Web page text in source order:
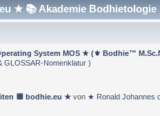
★ 📚 Akademie
System MOS ★ (⚜ Bodhie™
GLOSSAR-Nomenklatur)
🔲 bodhie.eu ★ von ★ Ronald Johannes